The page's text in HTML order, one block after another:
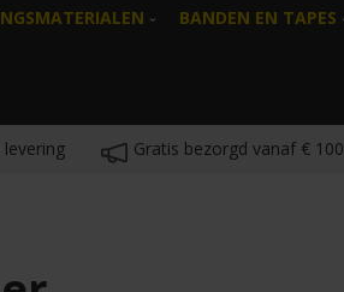
BANDEN EN TAPES
levering Gratis bezorgd vanaf € 100